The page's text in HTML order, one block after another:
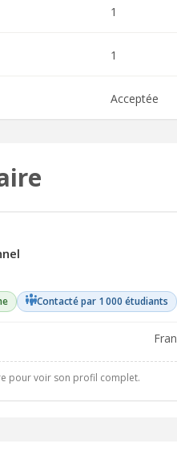
1
1
Acceptée
Contacté par 1 000 étudiants
pour voir son profil complet.